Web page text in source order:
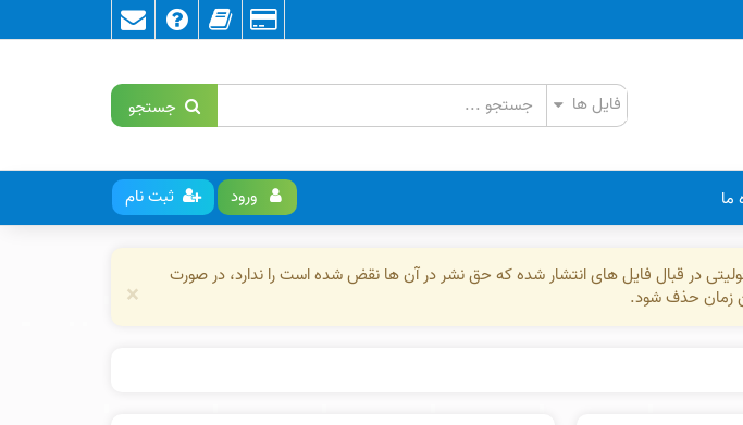
جستجو
ما ورود ثبت نام
در قبال فایل های انتشار شده که حق نشر در آن ها نقض شده است را ندارد، در صورت
زمان حذف شود.
×